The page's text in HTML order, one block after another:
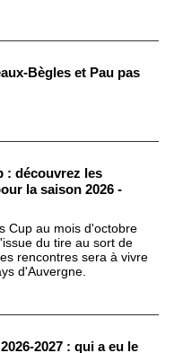
Bègles et Pau pas
: découvrez les
la saison 2026 -
Cup au mois d'octobre
du tire au sort de
rencontres sera à vivre
d'Auvergne.
2027 : qui a eu le